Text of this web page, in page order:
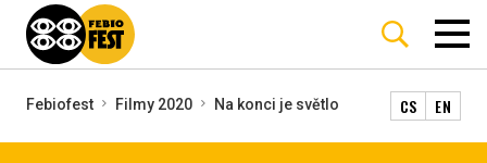
Febiofest Filmy 2020 Na konci je světlo CS EN